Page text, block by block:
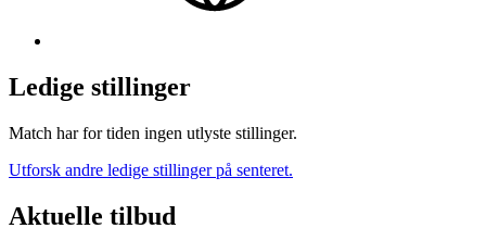
Ledige stillinger
Match har for tiden ingen utlyste stillinger.
Utforsk andre ledige stillinger på senteret.
Aktuelle tilbud